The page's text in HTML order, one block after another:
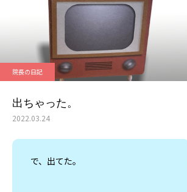
子宮頸がん予防接種（HPV
ワクチン）を開始します
院長の日記
出ちゃった。
2022.03.24
で、出てた。